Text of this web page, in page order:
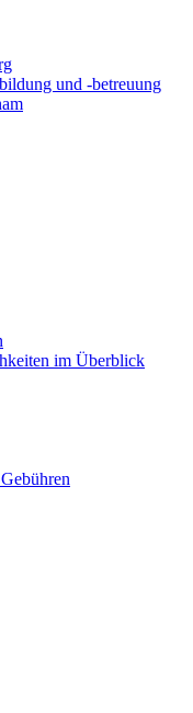
und -betreuung
im Überblick